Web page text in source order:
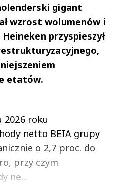
gigant
wzrost wolumenów i
przyspieszył
etatów.
2026 roku
netto BEIA grupy
o 2,7 proc. do
przy czym
ne...